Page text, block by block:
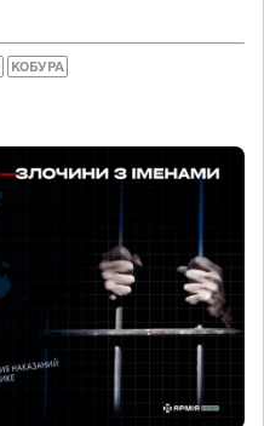
КОБУРА